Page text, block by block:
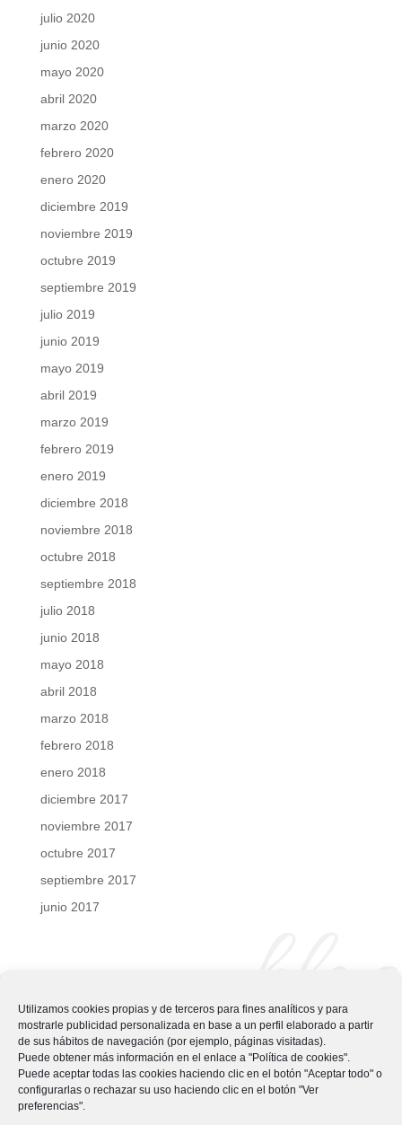
Utilizamos cookies propias y de terceros para fines analíticos y para
mostrarle publicidad personalizada en base a un perfil elaborado a partir
de sus hábitos de navegación (por ejemplo, páginas visitadas).
Puede obtener más información en el enlace a "Política de cookies".
Puede aceptar todas las cookies haciendo clic en el botón "Aceptar todo" o
configurarlas o rechazar su uso haciendo clic en el botón "Ver
preferencias".
julio 2020
junio 2020
mayo 2020
abril 2020
marzo 2020
febrero 2020
enero 2020
diciembre 2019
noviembre 2019
octubre 2019
septiembre 2019
julio 2019
junio 2019
mayo 2019
abril 2019
marzo 2019
febrero 2019
enero 2019
diciembre 2018
noviembre 2018
octubre 2018
septiembre 2018
julio 2018
junio 2018
mayo 2018
abril 2018
marzo 2018
febrero 2018
enero 2018
diciembre 2017
noviembre 2017
octubre 2017
septiembre 2017
junio 2017
blog